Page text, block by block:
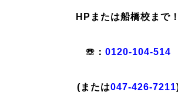
HPまたは船橋校まで！
☏：0120-104-514
(または047-426-7211